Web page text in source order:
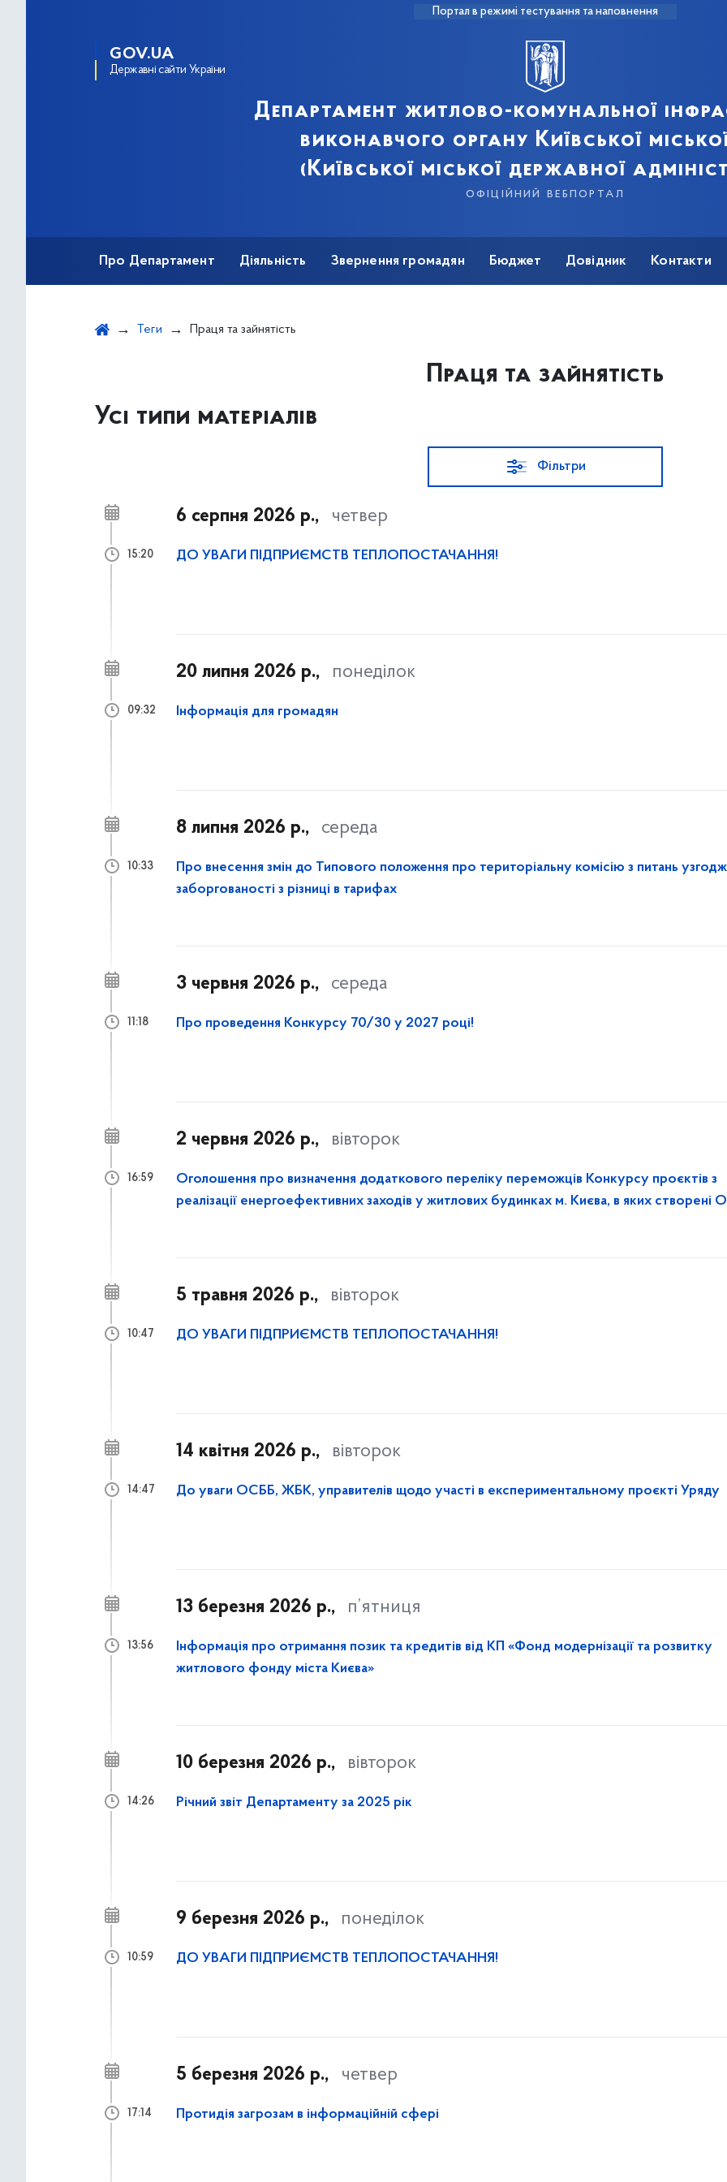
Портал в режимі тестування та наповнення
GOV.UA
Державні сайти України
Департамент житлово-комунальної
виконавчого органу Київської
(Київської міської державної
офіційний вебпортал
Про Департамент Діяльність Звернення громадян Бюджет Довідник Контакти
Теги Праця та зайнятість
Праця та зайнятість
Усі типи матеріалів
Фільтри
6 серпня 2026 р., четвер
ДО УВАГИ ПІДПРИЄМСТВ ТЕПЛОПОСТАЧАННЯ!
15:20
20 липня 2026 р., понеділок
Інформація для громадян
09:32
8 липня 2026 р., середа
Про внесення змін до Типового положення про територіальну комісію з питань
заборгованості з різниці в тарифах
10:33
3 червня 2026 р., середа
Про проведення Конкурсу 70/30 у 2027 році!
11:18
2 червня 2026 р., вівторок
Оголошення про визначення додаткового переліку переможців Конкурсу проєктів з
реалізації енергоефективних заходів у житлових будинках м. Києва, в яких створені
16:59
5 травня 2026 р., вівторок
ДО УВАГИ ПІДПРИЄМСТВ ТЕПЛОПОСТАЧАННЯ!
10:47
14 квітня 2026 р., вівторок
До уваги ОСББ, ЖБК, управителів щодо участі в експериментальному проєкті Уряду
14:47
13 березня 2026 р., п’ятниця
Інформація про отримання позик та кредитів від КП «Фонд модернізації та розвитку
житлового фонду міста Києва»
13:56
10 березня 2026 р., вівторок
Річний звіт Департаменту за 2025 рік
14:26
9 березня 2026 р., понеділок
ДО УВАГИ ПІДПРИЄМСТВ ТЕПЛОПОСТАЧАННЯ!
10:59
5 березня 2026 р., четвер
Протидія загрозам в інформаційній сфері
17:14